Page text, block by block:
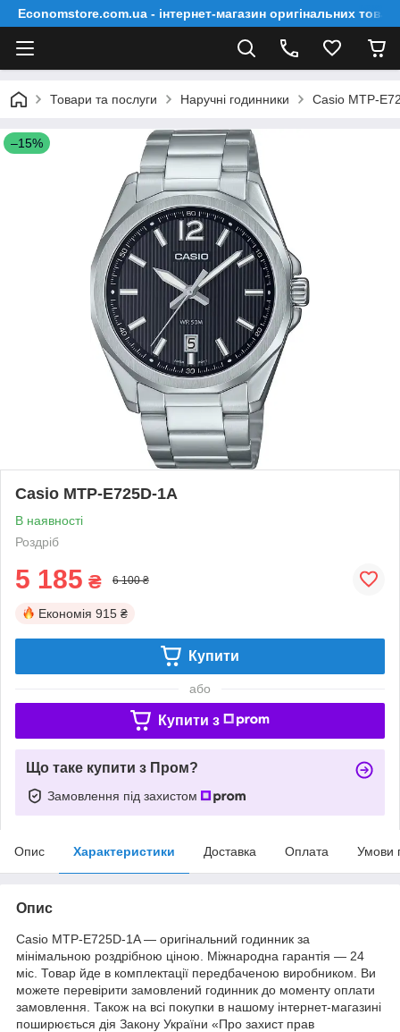
Economstore.com.ua - інтернет-магазин оригінальних
Товари та послуги Наручні годинники Casio MTP-
–15%
Casio MTP-E725D-1A
В наявності
Роздріб
5 185 ₴ 6 100 ₴
Економія 915 ₴
Купити
або
Купити з
Що таке купити з Пром?
Замовлення під захистом
Опис Характеристики Доставка Оплата Умови
Опис
Casio MTP-E725D-1A — оригінальний годинник за
мінімальною роздрібною ціною. Міжнародна гарантія — 24
міс. Товар йде в комплектації передбаченою виробником. Ви
можете перевірити замовлений годинник до моменту оплати
замовлення. Також на всі покупки в нашому інтернет-магазині
поширюється дія Закону України «Про захист прав